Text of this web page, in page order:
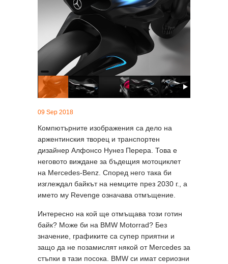
09 Sep 2018
Компютърните изображения са дело на
аржентинския творец и транспортен
дизайнер Алфонсо Нунез Перера. Това е
неговото виждане за бъдещия мотоциклет
на Mercedes-Benz. Според него така би
изглеждал байкът на немците през 2030 г., а
името му Revenge означава отмъщение.
Интересно на кой ще отмъщава този готин
байк? Може би на BMW Motorrad? Без
значение, графиките са супер приятни и
защо да не позамислят някой от Mercedes за
стъпки в тази посока. BMW си имат сериозни